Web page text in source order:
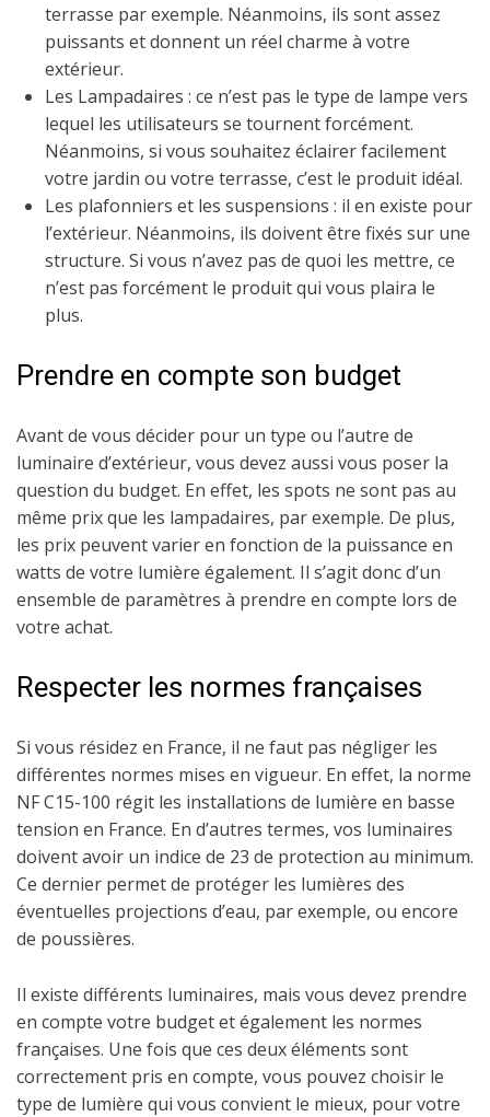
terrasse par exemple. Néanmoins, ils sont assez
puissants et donnent un réel charme à votre
extérieur.
Les Lampadaires : ce n’est pas le type de lampe vers
lequel les utilisateurs se tournent forcément.
Néanmoins, si vous souhaitez éclairer facilement
votre jardin ou votre terrasse, c’est le produit idéal.
Les plafonniers et les suspensions : il en existe pour
l’extérieur. Néanmoins, ils doivent être fixés sur une
structure. Si vous n’avez pas de quoi les mettre, ce
n’est pas forcément le produit qui vous plaira le
plus.
Prendre en compte son budget
Avant de vous décider pour un type ou l’autre de
luminaire d’extérieur, vous devez aussi vous poser la
question du budget. En effet, les spots ne sont pas au
même prix que les lampadaires, par exemple. De plus,
les prix peuvent varier en fonction de la puissance en
watts de votre lumière également. Il s’agit donc d’un
ensemble de paramètres à prendre en compte lors de
votre achat.
Respecter les normes françaises
Si vous résidez en France, il ne faut pas négliger les
différentes normes mises en vigueur. En effet, la norme
NF C15-100 régit les installations de lumière en basse
tension en France. En d’autres termes, vos luminaires
doivent avoir un indice de 23 de protection au minimum.
Ce dernier permet de protéger les lumières des
éventuelles projections d’eau, par exemple, ou encore
de poussières.
Il existe différents luminaires, mais vous devez prendre
en compte votre budget et également les normes
françaises. Une fois que ces deux éléments sont
correctement pris en compte, vous pouvez choisir le
type de lumière qui vous convient le mieux, pour votre